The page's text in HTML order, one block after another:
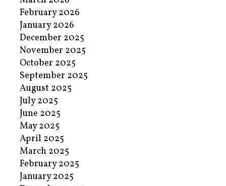
February 2026
January 2026
December 2025
November 2025
October 2025
September 2025
August 2025
July 2025
June 2025
May 2025
April 2025
March 2025
February 2025
January 2025